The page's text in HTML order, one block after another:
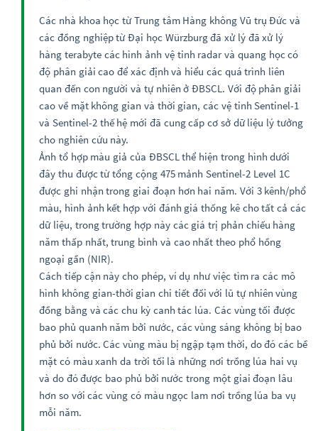
Các nhà khoa học từ Trung tâm Hàng không Vũ trụ Đức và
các đồng nghiệp từ Đại học Würzburg đã xử lý đã xử lý
hàng terabyte các hình ảnh vệ tinh radar và quang học có
độ phân giải cao để xác định và hiểu các quá trình liên
quan đến con người và tự nhiên ở ĐBSCL. Với độ phân giải
cao về mặt không gian và thời gian, các vệ tinh Sentinel-1
và Sentinel-2 thế hệ mới đã cung cấp cơ sở dữ liệu lý tưởng
cho nghiên cứu này.
Ảnh tổ hợp màu giả của ĐBSCL thể hiện trong hình dưới
đây thu được từ tổng cộng 475 mảnh Sentinel-2 Level 1C
được ghi nhận trong giai đoạn hơn hai năm. Với 3 kênh/phổ
màu, hình ảnh kết hợp với đánh giá thống kê cho tất cả các
dữ liệu, trong trường hợp này các giá trị phản chiếu hàng
năm thấp nhất, trung bình và cao nhất theo phổ hồng
ngoại gần (NIR).
Cách tiếp cận này cho phép, ví dụ như việc tìm ra các mô
hình không gian-thời gian chi tiết đối với lũ tự nhiên vùng
đồng bằng và các chu kỳ canh tác lúa. Các vùng tối được
bao phủ quanh năm bởi nước, các vùng sáng không bị bao
phủ bởi nước. Các vùng màu bị ngập tạm thời, do đó các bề
mặt có màu xanh da trời tối là những nơi trồng lúa hai vụ
và do đó được bao phủ bởi nước trong một giai đoạn lâu
hơn so với các vùng có màu ngọc lam nơi trồng lúa ba vụ
mỗi năm.